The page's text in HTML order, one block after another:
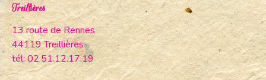
Treillières
13 route de Rennes
44119 Treillières
tél: 02.51.12.17.19